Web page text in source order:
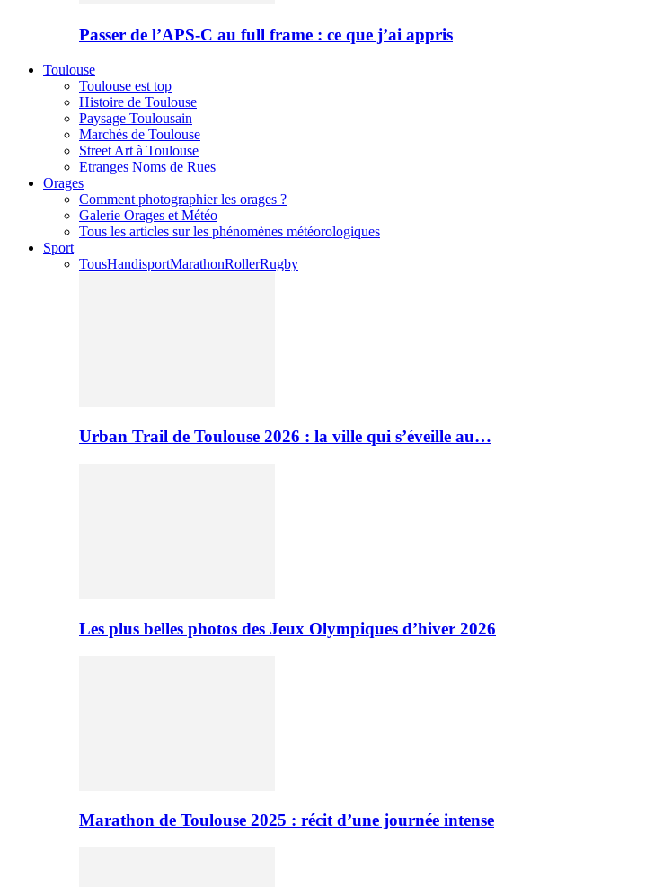
Passer de l’APS-C au full frame : ce que j’ai appris
Toulouse
Toulouse est top
Histoire de Toulouse
Paysage Toulousain
Marchés de Toulouse
Street Art à Toulouse
Etranges Noms de Rues
Orages
Comment photographier les orages ?
Galerie Orages et Météo
Tous les articles sur les phénomènes météorologiques
Sport
TousHandisportMarathonRollerRugby
Urban Trail de Toulouse 2026 : la ville qui s’éveille au…
Les plus belles photos des Jeux Olympiques d’hiver 2026
Marathon de Toulouse 2025 : récit d’une journée intense